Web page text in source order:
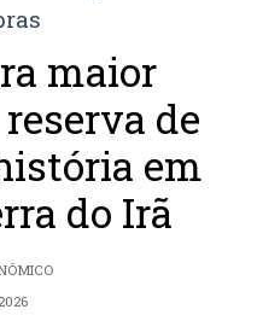
maior
de
em
do Irã